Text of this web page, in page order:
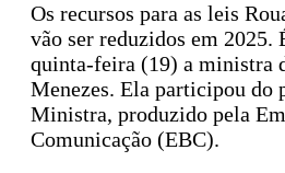
Os recursos para as leis
vão ser reduzidos em 2025.
quinta-feira (19) a ministra
Menezes. Ela participou do
Ministra, produzido pela
Comunicação (EBC).